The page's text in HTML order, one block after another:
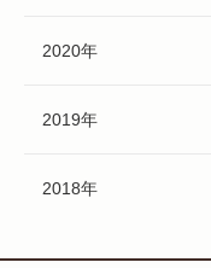
2020年
2019年
2018年